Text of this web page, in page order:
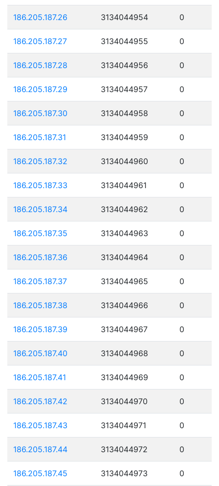
186.205.187.26 3134044954 0
186.205.187.27 3134044955 0
186.205.187.28 3134044956 0
186.205.187.29 3134044957 0
186.205.187.30 3134044958 0
186.205.187.31 3134044959 0
186.205.187.32 3134044960 0
186.205.187.33 3134044961 0
186.205.187.34 3134044962 0
186.205.187.35 3134044963 0
186.205.187.36 3134044964 0
186.205.187.37 3134044965 0
186.205.187.38 3134044966 0
186.205.187.39 3134044967 0
186.205.187.40 3134044968 0
186.205.187.41 3134044969 0
186.205.187.42 3134044970 0
186.205.187.43 3134044971 0
186.205.187.44 3134044972 0
186.205.187.45 3134044973 0